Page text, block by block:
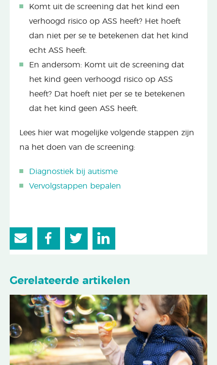
Komt uit de screening dat het kind een
verhoogd risico op ASS heeft? Het hoeft
dan niet per se te betekenen dat het kind
echt ASS heeft.
En andersom: Komt uit de screening dat
het kind geen verhoogd risico op ASS
heeft? Dat hoeft niet per se te betekenen
dat het kind geen ASS heeft.
Lees hier wat mogelijke volgende stappen zijn
na het doen van de screening:
Diagnostiek bij autisme
Vervolgstappen bepalen
Gerelateerde artikelen